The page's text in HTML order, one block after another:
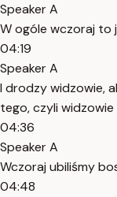
Speaker A
W ogóle wczoraj to
04:19
Speaker A
I drodzy widzowie,
tego, czyli widzowie
04:36
Speaker A
Wczoraj ubiliśmy
04:48